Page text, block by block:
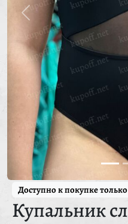
Доступно к покупке
Купальник